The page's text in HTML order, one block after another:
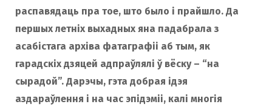
распавядаць пра тое, што было і прайшло. Да
першых летніх выхадных яна падабрала з
асабістага архіва фатаграфіі аб тым, як
гарадскіх дзяцей адпраўлялі ў вёску – “на
сырадой”. Дарэчы, гэта добрая ідэя
аздараўлення і на час эпідэміі, калі многія